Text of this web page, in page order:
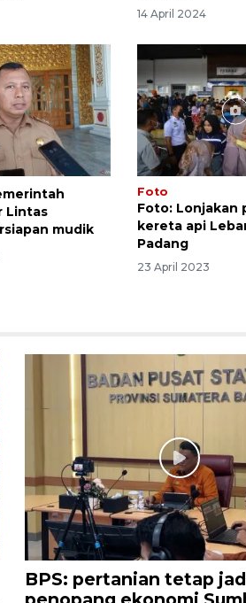
14 April 2024
Lintas
mudik
Foto
Foto: Lonjakan
kereta api
Padang
23 April 2023
BPS: pertanian tetap